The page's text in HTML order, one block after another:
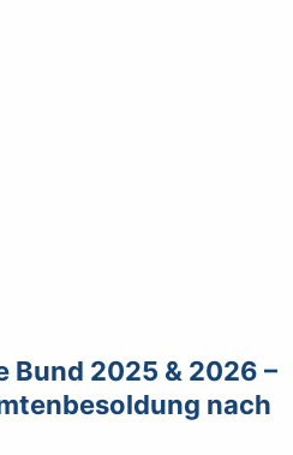
Bund 2025 & 2026 –
nach